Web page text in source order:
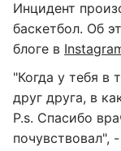
Инцидент
баскетбол. Об
блоге в
"Когда у тебя в
друг друга, в
P.s. Спасибо
почувствовал",